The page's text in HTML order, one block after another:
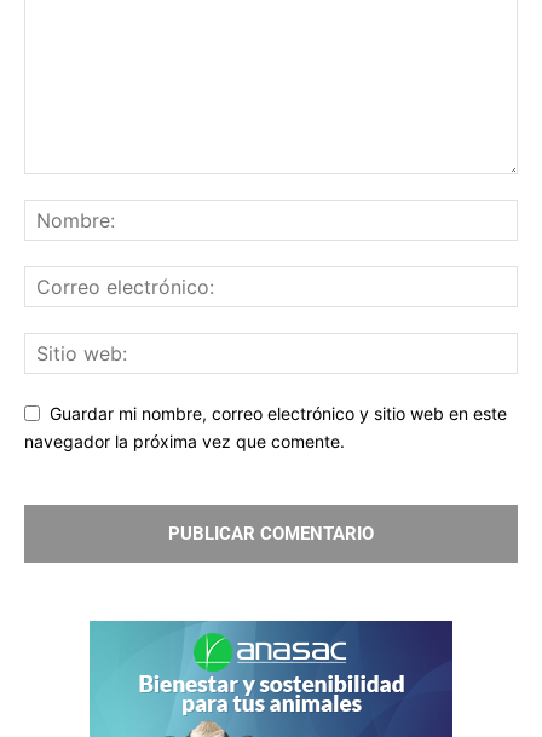
Guardar mi nombre, correo electrónico y sitio web en este
navegador la próxima vez que comente.